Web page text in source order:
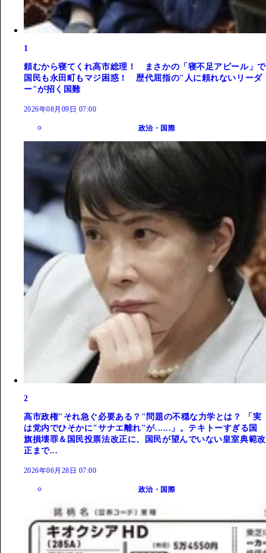
1
頼むから寝てくれ高市総理！ まさかの「寝不足アピール」で
国民も永田町もマジ困惑！ 歴代屈指の"人に頼れないリーダ
ー"が招く国難
2026年08月09日 07:00
政治・国際
2
高市政権"それ急ぐ必要ある？"問題の不穏な力学とは？ 「実
は党内でひそかに"サナエ離れ"が......」。テキトーすぎる国
旗損壊罪＆国民投票法改正に、国民が望んでいない皇室典範改
正まで...
2026年06月28日 07:00
政治・国際